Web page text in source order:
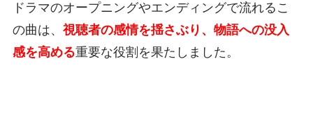
ドラマのオープニングやエンディングで流れるこ
の曲は、 視聴者の感情を揺さぶり、物語への没入
感を高める重要な役割を果たしました。